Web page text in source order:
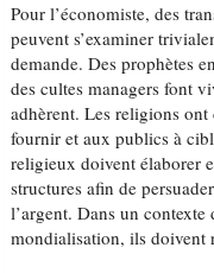
Pour l’économiste, des
peuvent s’examiner
demande. Des prophètes
des cultes managers font
adhèrent. Les religions ont
fournir et aux publics à
religieux doivent élaborer
structures afin de
l’argent. Dans un
mondialisation, ils doivent